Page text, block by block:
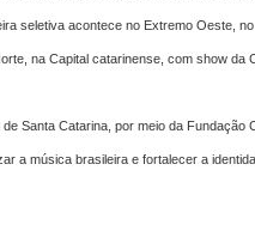
seletiva acontece no Extremo Oeste,
na Capital catarinense, com show da
Santa Catarina, por meio da
a música brasileira e fortalecer a